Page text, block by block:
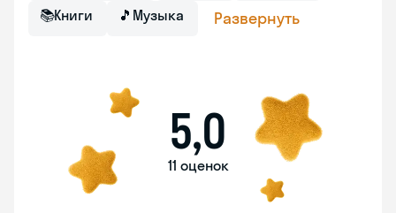
📚Книги 🎵 Музыка Развернуть
5,0
11 оценок